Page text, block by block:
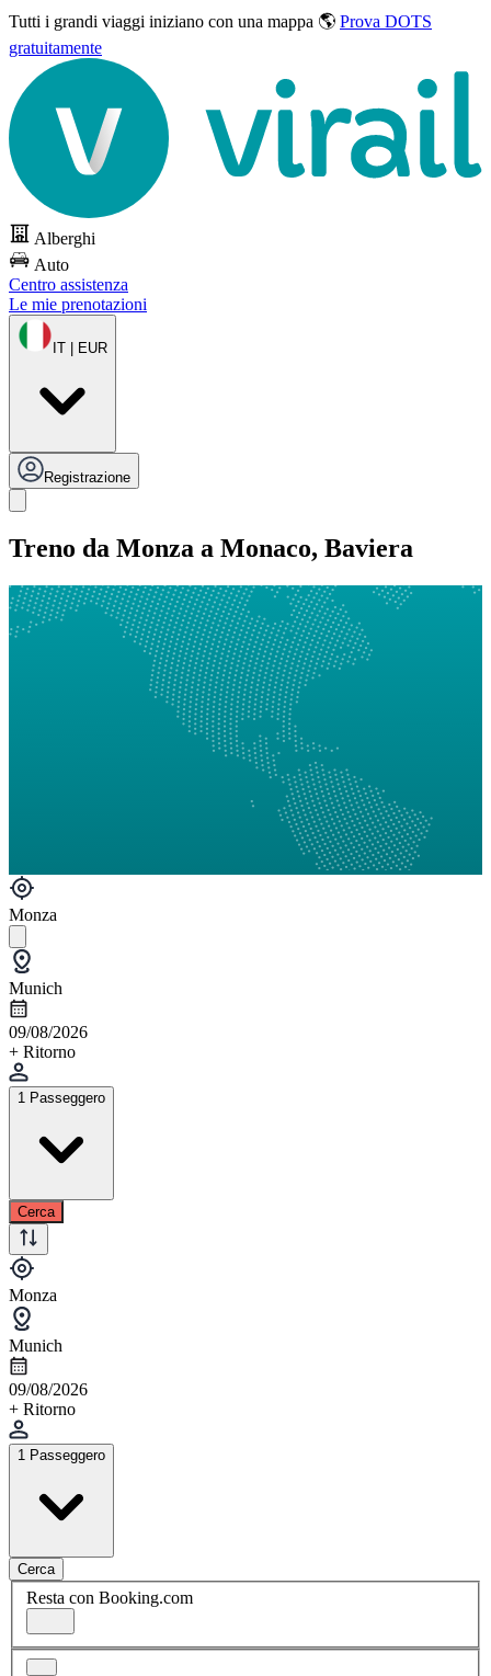
Tutti i grandi viaggi iniziano con una mappa 🌎 Prova DOTS
gratuitamente
Alberghi
Auto
Centro assistenza
Le mie prenotazioni
IT | EUR
Registrazione
Treno da Monza a Monaco, Baviera
Monza
Munich
09/08/2026
+ Ritorno
1 Passeggero
Cerca
Monza
Munich
09/08/2026
+ Ritorno
1 Passeggero
Cerca
Resta con Booking.com